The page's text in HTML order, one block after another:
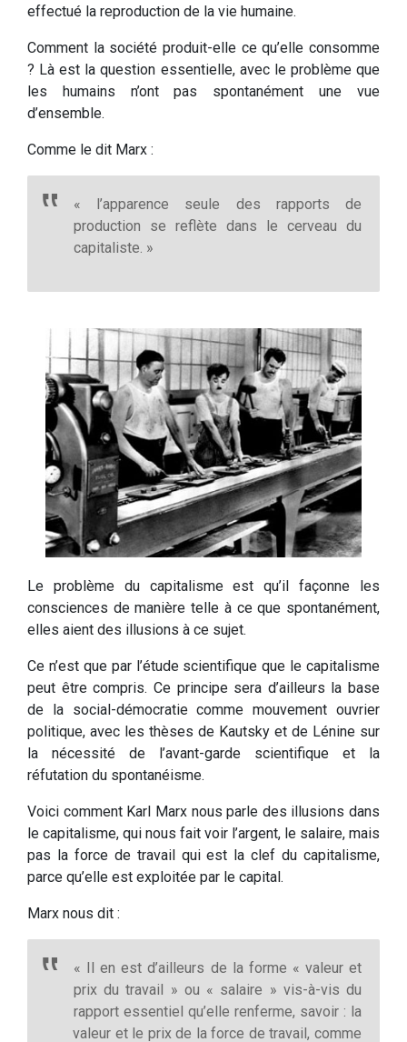
effectué la reproduction de la vie humaine.
Comment la société produit-elle ce qu’elle consomme
? Là est la question essentielle, avec le problème que
les humains n’ont pas spontanément une vue
d’ensemble.
Comme le dit Marx :
« l’apparence seule des rapports de
production se reflète dans le cerveau du
capitaliste. »
Le problème du capitalisme est qu’il façonne les
consciences de manière telle à ce que spontanément,
elles aient des illusions à ce sujet.
Ce n’est que par l’étude scientifique que le capitalisme
peut être compris. Ce principe sera d’ailleurs la base
de la social-démocratie comme mouvement ouvrier
politique, avec les thèses de Kautsky et de Lénine sur
la nécessité de l’avant-garde scientifique et la
réfutation du spontanéisme.
Voici comment Karl Marx nous parle des illusions dans
le capitalisme, qui nous fait voir l’argent, le salaire, mais
pas la force de travail qui est la clef du capitalisme,
parce qu’elle est exploitée par le capital.
Marx nous dit :
« Il en est d’ailleurs de la forme « valeur et
prix du travail » ou « salaire » vis-à-vis du
rapport essentiel qu’elle renferme, savoir : la
valeur et le prix de la force de travail, comme